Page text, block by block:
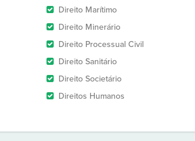
Direito Marítimo
Direito Minerário
Direito Processual Civil
Direito Sanitário
Direito Societário
Direitos Humanos